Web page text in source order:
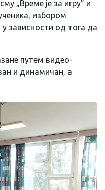
„Време је за игру” и
избором
зависности од тога да
путем видео-
и динамичан, а